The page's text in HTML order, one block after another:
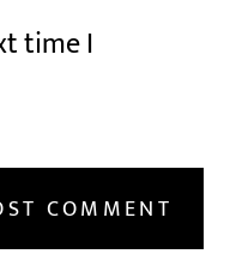
time I